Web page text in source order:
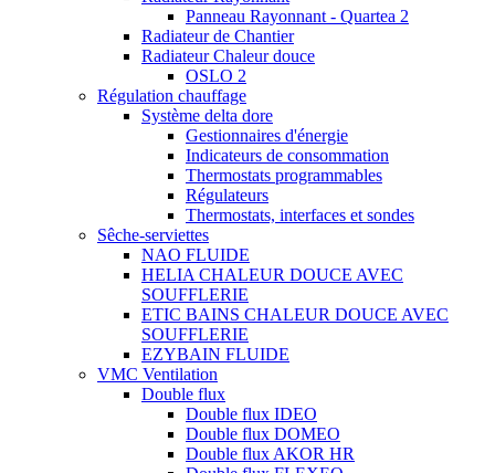
Panneau Rayonnant - Quartea 2
Radiateur de Chantier
Radiateur Chaleur douce
OSLO 2
Régulation chauffage
Système delta dore
Gestionnaires d'énergie
Indicateurs de consommation
Thermostats programmables
Régulateurs
Thermostats, interfaces et sondes
Sêche-serviettes
NAO FLUIDE
HELIA CHALEUR DOUCE AVEC
SOUFFLERIE
ETIC BAINS CHALEUR DOUCE AVEC
SOUFFLERIE
EZYBAIN FLUIDE
VMC Ventilation
Double flux
Double flux IDEO
Double flux DOMEO
Double flux AKOR HR